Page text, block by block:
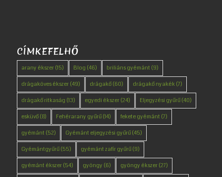
CÍMKEFELHŐ
arany ékszer(15) Blog (46) briliáns gyémánt (9)
drágaköves ékszer(49) drágakő(60) drágakő nyakék(7)
drágakő ritkaság (13) egyedi ékszer(24) Eljegyzési gyűrű(40)
esküvő(8) Fehérarany gyűrű(14) fekete gyémánt (7)
gyémánt (52) Gyémánt eljegyzési gyűrű(45)
Gyémántgyűrű(55) gyémánt zafír gyűrű(9)
gyémánt ékszer(54) gyöngy (6) gyöngy ékszer(27)